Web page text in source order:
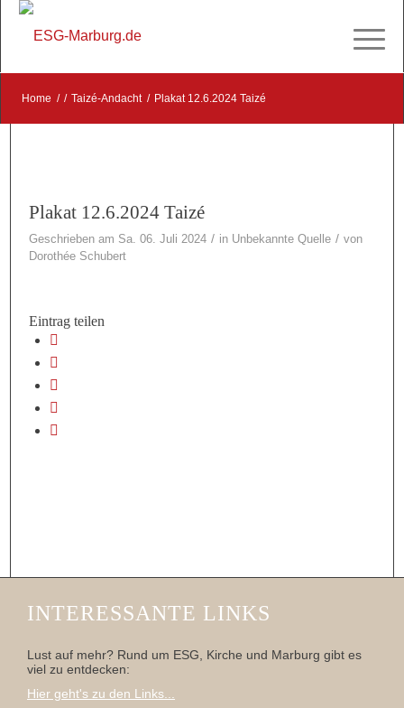
Home / / Taizé-Andacht / Plakat 12.6.2024 Taizé
Plakat 12.6.2024 Taizé
Geschrieben am Sa. 06. Juli 2024 / in Unbekannte Quelle / von
Dorothée Schubert
Eintrag teilen
INTERESSANTE LINKS
Lust auf mehr? Rund um ESG, Kirche und Marburg gibt es
viel zu entdecken:
Hier geht's zu den Links...